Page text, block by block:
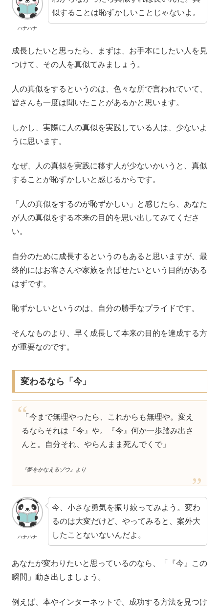
ハナハナ
似することは恥ずかしいことじゃないよ。
成長したいと思ったら、まずは、お手本にしたい人を見
つけて、その人を真似てみましょう。
人の真似をするというのは、色々な所で言われていて、
皆さんも一度は聞いたことがあるかと思います。
しかし、実際に人の真似を実践している人は、少ないよ
うに思います。
なぜ、人の真似を実践に移す人が少ないかいうと、真似
することが恥ずかしいと感じるからです。
「人の真似をするのが恥ずかしい」と感じたら、あなた
が人の真似をする本来の目的を思い出してみてくださ
い。
自分のために成長するというのもあると思いますが、最
終的にはお客さんや家族を喜ばせたいという目的がある
はずです。
恥ずかしいというのは、自分の勝手なプライドです。
そんなものより、早く成長して本来の目的を達成する方
が重要なのです。
変わるなら「今」
「今まで無理やったら、これからも無理や。変え
るならそれは『今』や。『今』何か一歩踏み出さ
んと。自分それ、やらんまま死んでくで」
『夢をかなえるゾウ』より
ハナハナ
今、小さな勇気を振り絞ってみよう。変わ
るのは大変だけど、やってみると、案外大
したことないないんだよ。
あなたが変わりたいと思っているのなら、「『今』この
瞬間」動き出しましょう。
例えば、本やインターネットで、成功する方法を見つけ